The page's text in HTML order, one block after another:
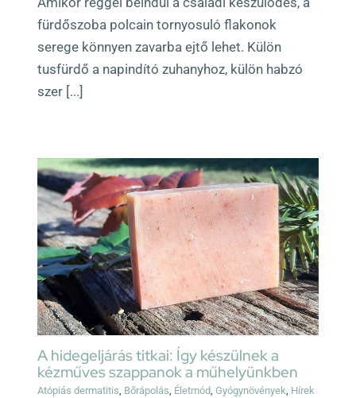
fürdőszoba polcain tornyosuló flakonok
serege könnyen zavarba ejtő lehet. Külön
tusfürdő a napindító zuhanyhoz, külön habzó
szer [...]
A hidegeljárás titkai: Így készülnek a
kézműves szappanok a műhelyünkben
Atópiás dermatitis, Bőrápolás, Életmód,Gyógynövények, Hírek